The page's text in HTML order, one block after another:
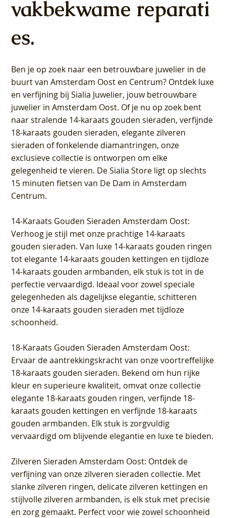
vakbekwame reparati
es.
Ben je op zoek naar een betrouwbare juwelier in de
buurt van Amsterdam Oost en Centrum? Ontdek luxe
en verfijning bij Sialia Juwelier, jouw betrouwbare
juwelier in Amsterdam Oost. Of je nu op zoek bent
naar stralende 14-karaats gouden sieraden, verfijnde
18-karaats gouden sieraden, elegante zilveren
sieraden of fonkelende diamantringen, onze
exclusieve collectie is ontworpen om elke
gelegenheid te vieren. De Sialia Store ligt op slechts
15 minuten fietsen van De Dam in Amsterdam
Centrum.
14-Karaats Gouden Sieraden Amsterdam Oost:
Verhoog je stijl met onze prachtige 14-karaats
gouden sieraden. Van luxe 14-karaats gouden ringen
tot elegante 14-karaats gouden kettingen en tijdloze
14-karaats gouden armbanden, elk stuk is tot in de
perfectie vervaardigd. Ideaal voor zowel speciale
gelegenheden als dagelijkse elegantie, schitteren
onze 14-karaats gouden sieraden met tijdloze
schoonheid.
18-Karaats Gouden Sieraden Amsterdam Oost:
Ervaar de aantrekkingskracht van onze voortreffelijke
18-karaats gouden sieraden. Bekend om hun rijke
kleur en superieure kwaliteit, omvat onze collectie
elegante 18-karaats gouden ringen, verfijnde 18-
karaats gouden kettingen en verfijnde 18-karaats
gouden armbanden. Elk stuk is zorgvuldig
vervaardigd om blijvende elegantie en luxe te bieden.
Zilveren Sieraden Amsterdam Oost: Ontdek de
verfijning van onze zilveren sieraden collectie. Met
slanke zilveren ringen, delicate zilveren kettingen en
stijlvolle zilveren armbanden, is elk stuk met precisie
en zorg gemaakt. Perfect voor wie zowel schoonheid